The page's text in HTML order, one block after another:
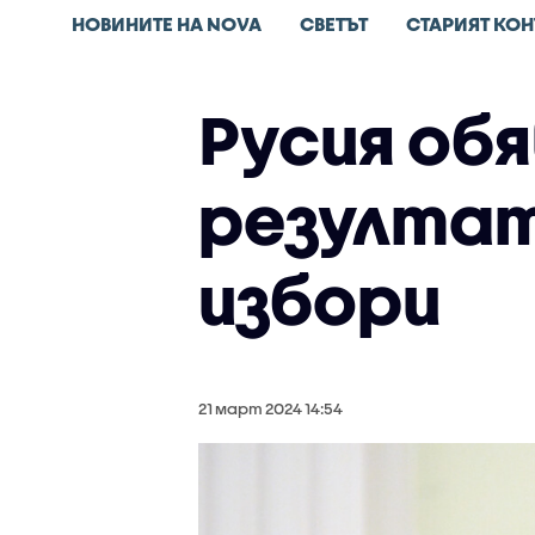
НОВИНИТЕ НА NOVA СВЕТЪТ СТАРИЯТ
Русия
избори
21 март 2024 14:54